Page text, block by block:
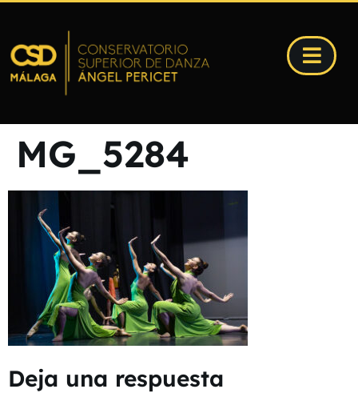
MG_5284
Deja una respuesta